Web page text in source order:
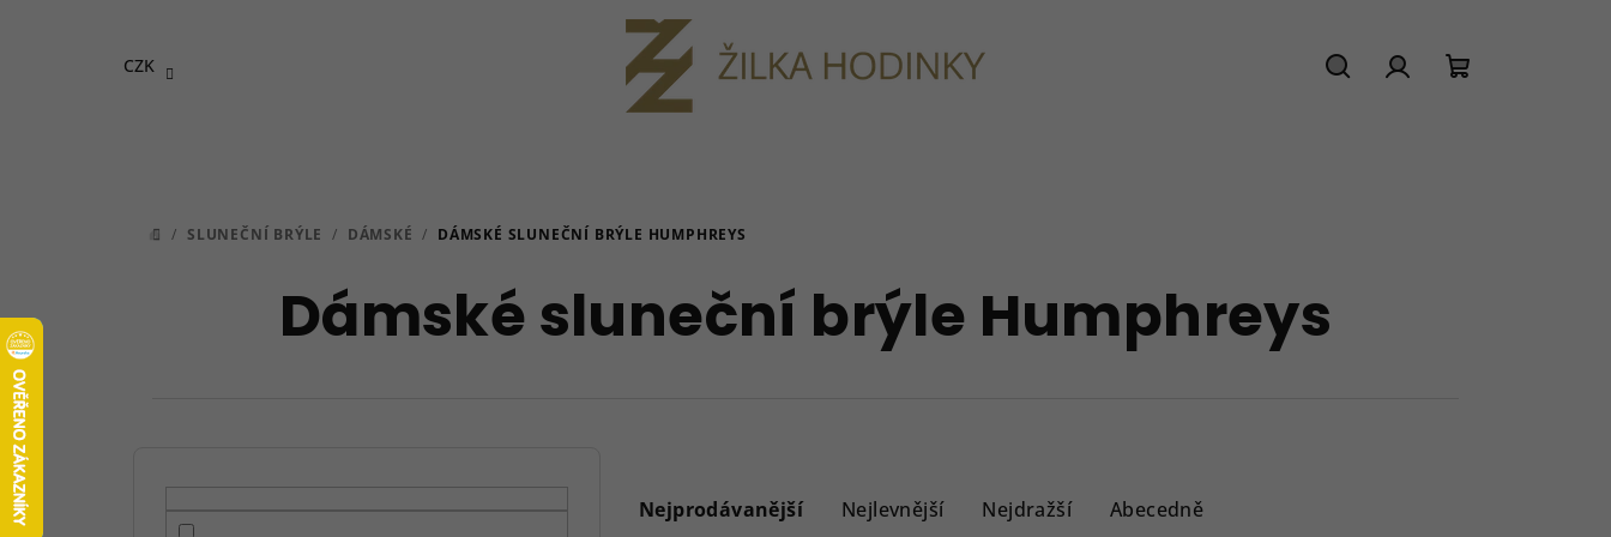
CZK
DOMŮ
/ SLUNEČNÍ BRÝLE / DÁMSKÉ / DÁMSKÉ SLUNEČNÍ BRÝLE HUMPHREYS
Dámské sluneční brýle Humphreys
a
Nejprodávanější Nejlevnější Nejdražší Abecedně